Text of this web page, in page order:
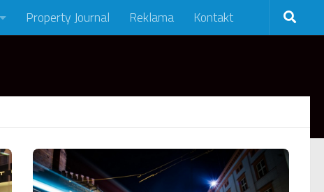
Property Journal Reklama Kontakt